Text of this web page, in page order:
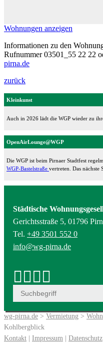
Wohnungen anzeigen
Informationen zu den
Rufnummer 03501_55 22 22
pirna.de
zurück
Kleinkunst
Auch in 2026 lädt die WGP wieder zu
OpenAirLounge@WGP
Die WGP ist beim Pirnaer Stadtfest
WGP-Bastelstraße vertreten. Das nächste
Städtische
Gerichtsstraße 5, 01796
Tel. +49 3501 552 0
info@wg-pirna.de
wg-pirna.de > Vermietung >
Kohlbergblick
Kontakt
Impressum Datenschutz